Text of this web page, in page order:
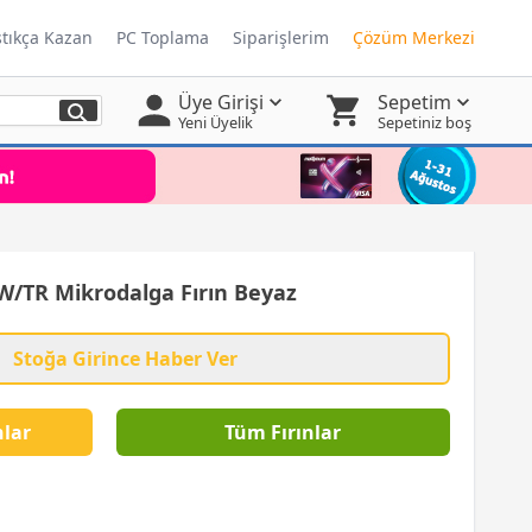
Kazan PC Toplama Siparişlerim Çözüm Merkezi
Üye Girişi
Yeni Üyelik
Sepetim
Sepetiniz boş
TR Mikrodalga Fırın Beyaz
Stoğa Girince Haber Ver
Tüm Fırınlar